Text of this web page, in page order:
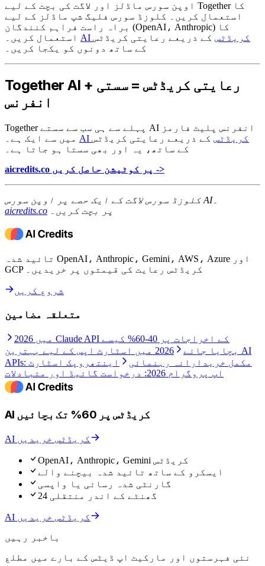
اوپن سورس ماڈلز اور لاگت کی بچت کے لیے Together کا
استعمال کریں۔ کلوزڈ سورس فلیگ شپ ماڈلز کے لیے
براہ راست فراہم کنندگان (OpenAI، Anthropic) کا
AI کریڈٹس کے ذریعے رعایتی کریڈٹس
کے ساتھ دونوں کو یکجا کریں۔
Together AI + رعایتی کریڈٹس = سستی
انفرنس
Together پہلے سے ہی سب سے سستے AI انفرنس پلیٹ فارمز
AI کریڈٹس کے ذریعے رعایتی کریڈٹس
کے ساتھ، یہ اور بھی سستا ہو جاتا ہے۔
aicredits.co پر کوٹیشن حاصل کریں ->
کلوزڈ سورس لاگت کے ایک حصے پر اوپن سورس AI۔
aicredits.co
پر بچت کریں۔
تائید شدہ OpenAI، Anthropic، Gemini، AWS، Azure اور
GCP کریڈٹس رعایت کی قیمتوں پر خریدیں۔
شروع کریں
متعلقہ مضامین
2026 میں Claude API کے اخراجات پر 40-60% کیسے
بچایا جائے
2026 میں اسٹارٹ اپس کے لیے بہترین AI
APIs: مکمل خریدارانہ رہنمائی
اینتھروپک اسٹارٹ
اپ پروگرام 2026: درخواست گائیڈ اور متبادلات
AI کریڈٹس پر 60% تک بچائیں
AI کریڈٹس خریدیں
OpenAI، Anthropic، Gemini کریڈٹس
ایسکرو کے ساتھ تائید شدہ بیچنے والے
گارنٹی شدہ رسائی یا واپسی
24 گھنٹے کے اندر منتقلی
AI کریڈٹس خریدیں
باخبر رہیں
نئی فہرستوں اور مارکیٹ اپ ڈیٹس کے بارے میں مطلع